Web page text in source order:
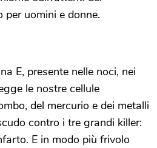
uomini e donne.
E, presente nelle noci, nei
le nostre cellule
del mercurio e dei metalli
contro i tre grandi killer:
E in modo più frivolo